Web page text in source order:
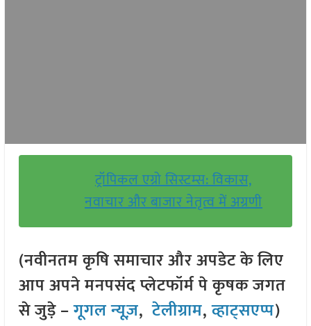
ट्रॉपिकल एग्रो सिस्टम्स: विकास,
नवाचार और बाजार नेतृत्व में अग्रणी
(नवीनतम कृषि समाचार और अपडेट के लिए
आप अपने मनपसंद प्लेटफॉर्म पे कृषक जगत
से जुड़े –गूगल न्यूज़,टेलीग्राम,व्हाट्सएप्प)